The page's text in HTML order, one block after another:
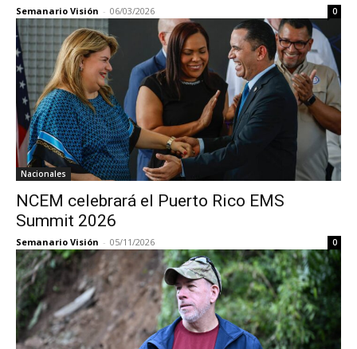
Semanario Visión - 06/03/2026 0
Nacionales
NCEM celebrará el Puerto Rico EMS
Summit 2026
Semanario Visión - 05/11/2026 0